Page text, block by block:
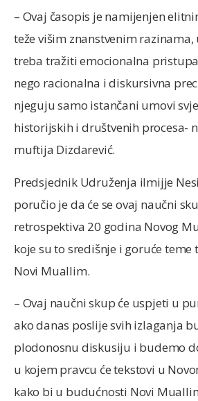
– Ovaj časopis je namijenjen
teže višim znanstvenim razinama,
treba tražiti emocionalna
nego racionalna i diskursivna
njeguju samo istančani umovi
historijskih i društvenih procesa-
muftija Dizdarević.
Predsjednik Udruženja ilmijje
poručio je da će se ovaj naučni
retrospektiva 20 godina Novog
koje su to središnje i goruće teme
Novi Muallim.
– Ovaj naučni skup će uspjeti u
ako danas poslije svih izlaganja
plodonosnu diskusiju i budemo
u kojem pravcu će tekstovi u
kako bi u budućnosti Novi